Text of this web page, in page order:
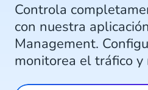
Controla
con nuestra
Management.
monitorea el tráfico y